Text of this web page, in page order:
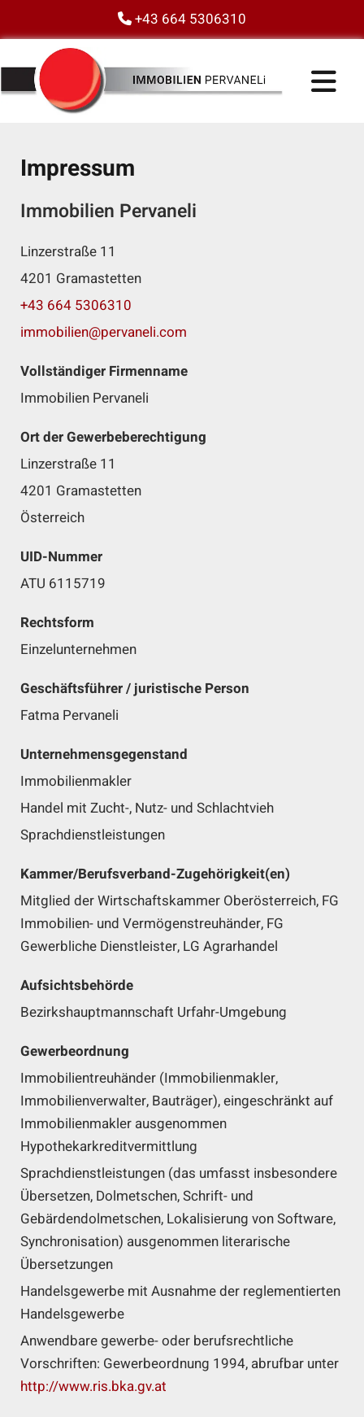
 +43 664 5306310
Impressum
Immobilien Pervaneli
Linzerstraße 11
4201 Gramastetten
+43 664 5306310
immobilien@pervaneli.com
Vollständiger Firmenname
Immobilien Pervaneli
Ort der Gewerbeberechtigung
Linzerstraße 11
4201 Gramastetten
Österreich
UID-Nummer
ATU 6115719
Rechtsform
Einzelunternehmen
Geschäftsführer / juristische Person
Fatma Pervaneli
Unternehmensgegenstand
Immobilienmakler
Handel mit Zucht-, Nutz- und Schlachtvieh
Sprachdienstleistungen
Kammer/Berufsverband-Zugehörigkeit(en)
Mitglied der Wirtschaftskammer Oberösterreich, FG
Immobilien- und Vermögenstreuhänder, FG
Gewerbliche Dienstleister, LG Agrarhandel
Aufsichtsbehörde
Bezirkshauptmannschaft Urfahr-Umgebung
Gewerbeordnung
Immobilientreuhänder (Immobilienmakler,
Immobilienverwalter, Bauträger), eingeschränkt auf
Immobilienmakler ausgenommen
Hypothekarkreditvermittlung
Sprachdienstleistungen (das umfasst insbesondere
Übersetzen, Dolmetschen, Schrift- und
Gebärdendolmetschen, Lokalisierung von Software,
Synchronisation) ausgenommen literarische
Übersetzungen
Handelsgewerbe mit Ausnahme der reglementierten
Handelsgewerbe
Anwendbare gewerbe- oder berufsrechtliche
Vorschriften: Gewerbeordnung 1994, abrufbar unter
http://www.ris.bka.gv.at